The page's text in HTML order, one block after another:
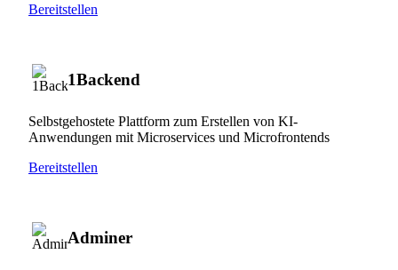
Bereitstellen
1Backend
Selbstgehostete Plattform zum Erstellen von KI-
Anwendungen mit Microservices und Microfrontends
Bereitstellen
Adminer